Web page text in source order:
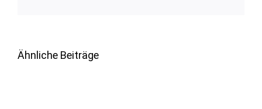
Ähnliche Beiträge